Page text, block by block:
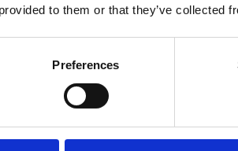
to them or that they’ve collected
Preferences
Es ist die Stelle, an der Agent-Write-
soll, sondern weil es der einzige
MCP-Client-ID)
welcher A/B-Test-Parameter)
Segment, Release-Stage)
wird
ein strukturierter Change-